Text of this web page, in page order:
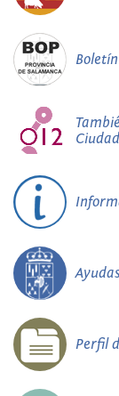
Perfil